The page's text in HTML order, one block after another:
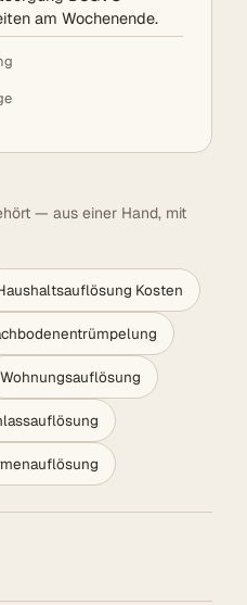
am Wochenende.
— aus einer Hand, mit
Kosten
Wohnungsauflösung